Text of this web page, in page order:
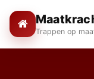
Trappen op